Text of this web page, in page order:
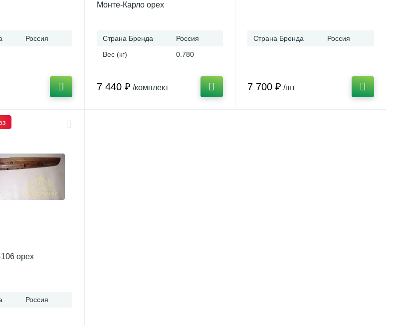
Россия
Монте-Карло орех
Страна Бренда
Россия
Вес (кг)
0.780
7 440 ₽ /комплект
Страна Бренда Россия
7 700 ₽ /шт
орех
Россия